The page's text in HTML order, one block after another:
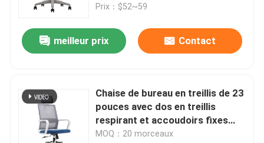
Contrôle de qualité
Nous contacter
Nouvelles
noires en PU
Prix：$52~59
meilleur prix Contact
Chaise de bureau en treillis de 23
pouces avec dos en treillis
respirant et accoudoirs fixes
Chaise de travail pivotante
MOQ：20 morceaux